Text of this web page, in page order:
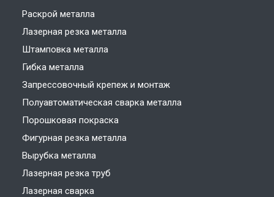
Раскрой металла
Лазерная резка металла
Штамповка металла
Гибка металла
Запрессовочный крепеж и монтаж
Полуавтоматическая сварка металла
Порошковая покраска
Фигурная резка металла
Вырубка металла
Лазерная резка труб
Лазерная сварка